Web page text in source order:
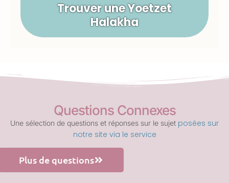
Trouver une Yoetzet
Halakha
Questions Connexes
Une sélection de questions et réponses sur le sujet posées sur
notre site via le service
Plus de questions